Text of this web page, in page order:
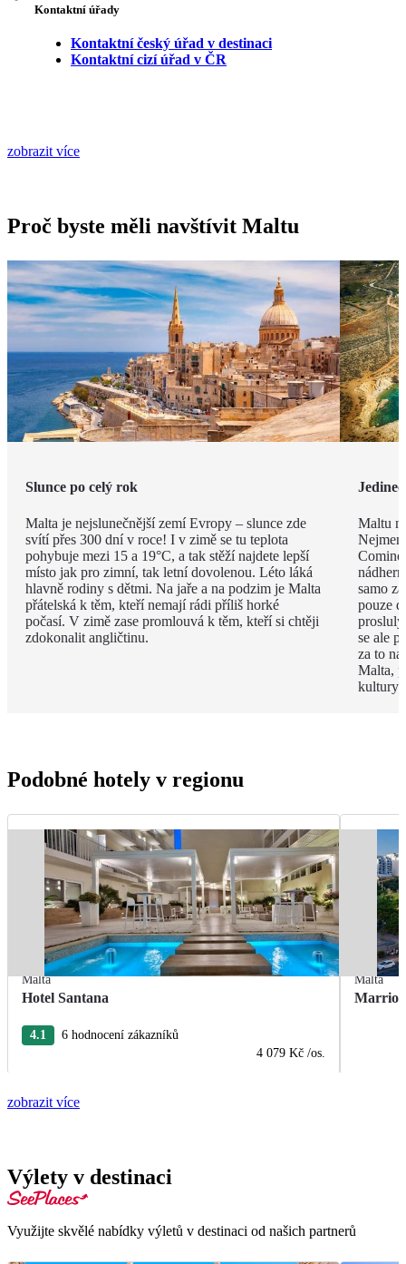
Kontaktní úřady
Kontaktní český úřad v destinaci
Kontaktní cizí úřad v ČR
zobrazit více
Proč byste měli navštívit Maltu
Slunce po celý rok
Malta je nejslunečnější zemí Evropy – slunce zde
svítí přes 300 dní v roce! I v zimě se tu teplota
pohybuje mezi 15 a 19°C, a tak stěží najdete lepší
místo jak pro zimní, tak letní dovolenou. Léto láká
hlavně rodiny s dětmi. Na jaře a na podzim je Malta
přátelská k těm, kteří nemají rádi příliš horké
počasí. V zimě zase promlouvá k těm, kteří si chtěji
zdokonalit angličtinu.
Maltu
samo
pouze
se ale
za to
Malta,
kultury
Podobné hotely v regionu
Malta
Hotel Santana
4.1
6 hodnocení zákazníků
4 079 Kč /os.
Malta
zobrazit více
Výlety v destinaci
Využijte skvělé nabídky výletů v destinaci od našich partnerů